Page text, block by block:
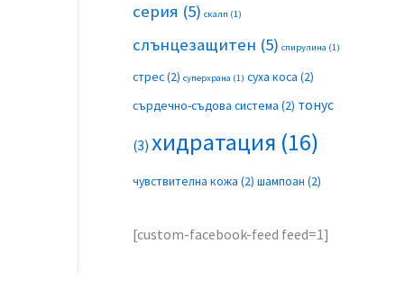
серия (5) скалп (1)
слънцезащитен (5) спирулина (1)
стрес(2) суперхрана (1) суха коса (2)
сърдечно-съдова система (2) тонус
(3) хидратация (16)
чувствителна кожа (2) шампоан (2)
[custom-facebook-feed feed=1]